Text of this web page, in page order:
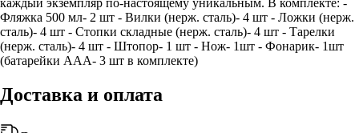
каждый экземпляр по-настоящему уникальным. В комплекте: -
Фляжка 500 мл- 2 шт - Вилки (нерж. сталь)- 4 шт - Ложки (нерж.
сталь)- 4 шт - Стопки складные (нерж. сталь)- 4 шт - Тарелки
(нерж. сталь)- 4 шт - Штопор- 1 шт - Нож- 1шт - Фонарик- 1шт
(батарейки AAA- 3 шт в комплекте)
Доставка и оплата